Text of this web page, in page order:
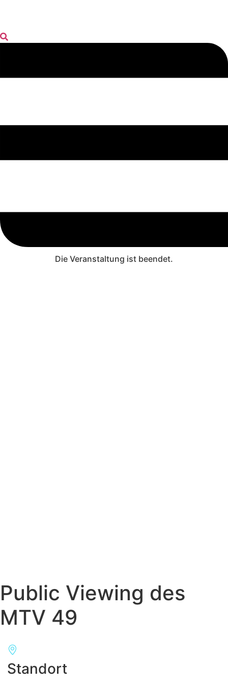
Die Veranstaltung ist beendet.
Public Viewing des
MTV 49
Standort